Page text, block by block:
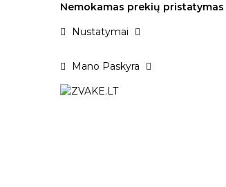
Nemokamas prekių pristatymas
Nustatymai
Mano Paskyra